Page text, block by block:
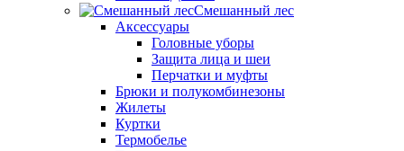
Смешанный лес
Аксессуары
Головные уборы
Защита лица и шеи
Перчатки и муфты
Брюки и полукомбинезоны
Жилеты
Куртки
Термобелье